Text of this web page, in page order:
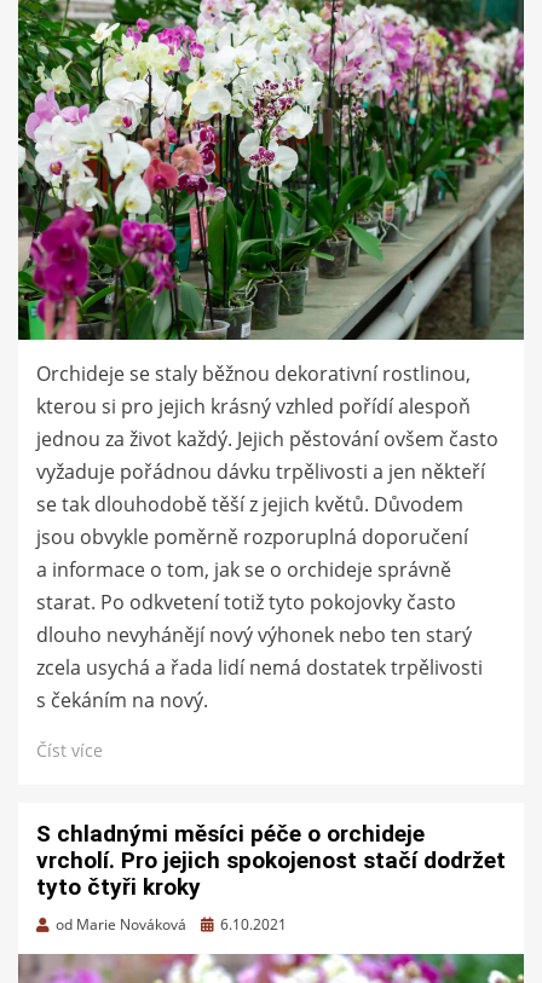
Orchideje se staly běžnou dekorativní rostlinou,
kterou si pro jejich krásný vzhled pořídí alespoň
jednou za život každý. Jejich pěstování ovšem často
vyžaduje pořádnou dávku trpělivosti a jen někteří
se tak dlouhodobě těší z jejich květů. Důvodem
jsou obvykle poměrně rozporuplná doporučení
a informace o tom, jak se o orchideje správně
starat. Po odkvetení totiž tyto pokojovky často
dlouho nevyhánějí nový výhonek nebo ten starý
zcela usychá a řada lidí nemá dostatek trpělivosti
s čekáním na nový.
Číst více
S chladnými měsíci péče o orchideje
vrcholí. Pro jejich spokojenost stačí dodržet
tyto čtyři kroky
od Marie Nováková
Zveřejněno
6.10.2021